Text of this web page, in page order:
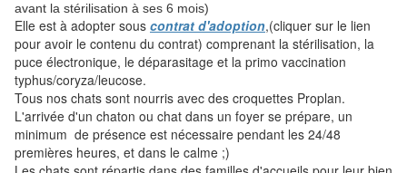
avant la stérilisation à ses 6 mois)
Elle est à adopter sous contrat d'adoption,(cliquer sur le lien
pour avoir le contenu du contrat) comprenant la stérilisation, la
puce électronique, le déparasitage et la primo vaccination
typhus/coryza/leucose.
Tous nos chats sont nourris avec des croquettes Proplan.
L'arrivée d'un chaton ou chat dans un foyer se prépare, un
minimum de présence est nécessaire pendant les 24/48
premières heures, et dans le calme ;)